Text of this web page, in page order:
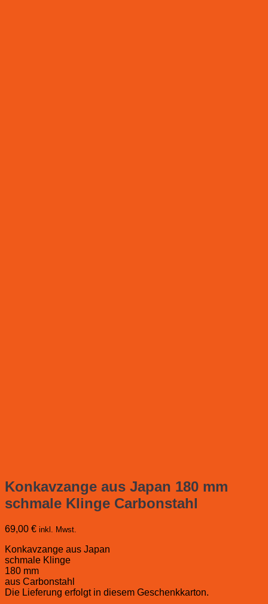
Konkavzange aus Japan 180 mm
schmale Klinge Carbonstahl
69,00 € inkl. Mwst.
Konkavzange aus Japan
schmale Klinge
180 mm
aus Carbonstahl
Die Lieferung erfolgt in diesem Geschenkkarton.